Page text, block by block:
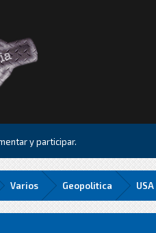
y participar.
Varios Geopolitica USA